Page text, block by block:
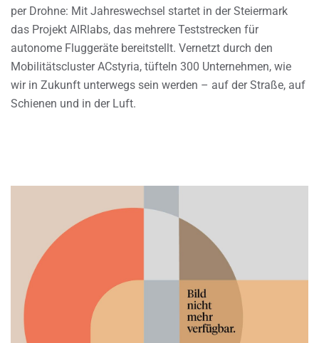
per Drohne: Mit Jahreswechsel startet in der Steiermark
das Projekt AIRlabs, das mehrere Teststrecken für
autonome Fluggeräte bereitstellt. Vernetzt durch den
Mobilitätscluster ACstyria, tüfteln 300 Unternehmen, wie
wir in Zukunft unterwegs sein werden – auf der Straße, auf
Schienen und in der Luft.